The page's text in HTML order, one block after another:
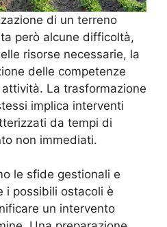
di un terreno
però alcune difficoltà,
risorse necessarie, la
delle competenze
La trasformazione
implica interventi
da tempi di
non immediati.
le sfide gestionali e
i possibili ostacoli è
un intervento